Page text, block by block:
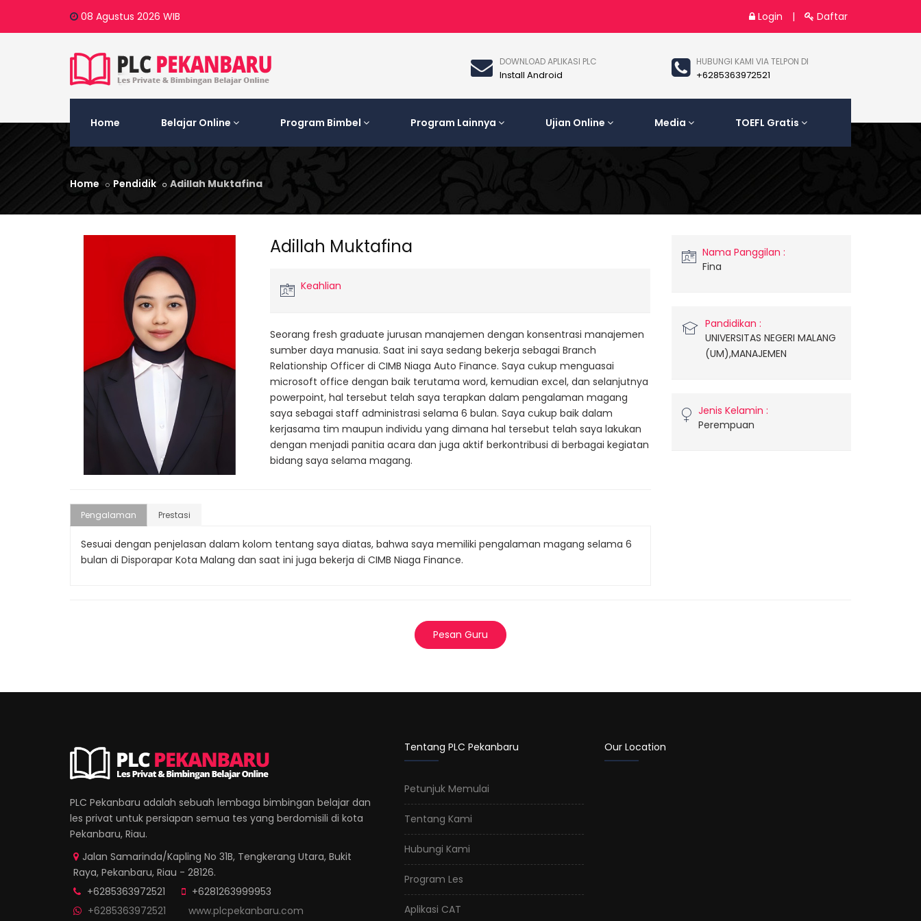
08 Agustus 2026 WIB Login | Daftar
HUBUNGI KAMI VIA TELPON DI
+6285363972521
DOWNLOAD APLIKASI PLC
Install Android
Home Belajar Online Program Bimbel Program Lainnya Ujian Online Media TOEFL Gratis
Home Pendidik Adillah Muktafina
Adillah Muktafina
Keahlian
Seorang fresh graduate jurusan manajemen dengan konsentrasi manajemen
sumber daya manusia. Saat ini saya sedang bekerja sebagai Branch
Relationship Officer di CIMB Niaga Auto Finance. Saya cukup menguasai
microsoft office dengan baik terutama word, kemudian excel, dan selanjutnya
powerpoint, hal tersebut telah saya terapkan dalam pengalaman magang
saya sebagai staff administrasi selama 6 bulan. Saya cukup baik dalam
kerjasama tim maupun individu yang dimana hal tersebut telah saya lakukan
dengan menjadi panitia acara dan juga aktif berkontribusi di berbagai kegiatan
bidang saya selama magang.
Pengalaman Prestasi
Sesuai dengan penjelasan dalam kolom tentang saya diatas, bahwa saya memiliki pengalaman magang selama 6
bulan di Disporapar Kota Malang dan saat ini juga bekerja di CIMB Niaga Finance.
Nama Panggilan :
Fina
Pandidikan :
UNIVERSITAS NEGERI MALANG
(UM),MANAJEMEN
Jenis Kelamin :
Perempuan
Pesan Guru
PLC Pekanbaru adalah sebuah lembaga bimbingan belajar dan
les privat untuk persiapan semua tes yang berdomisili di kota
Pekanbaru, Riau.
Jalan Samarinda/Kapling No 31B, Tengkerang Utara, Bukit
Raya, Pekanbaru, Riau - 28126.
+6285363972521
+6281263999953
+6285363972521
www.plcpekanbaru.com
Tentang PLC Pekanbaru
Petunjuk Memulai
Tentang Kami
Hubungi Kami
Program Les
Aplikasi CAT
Our Location